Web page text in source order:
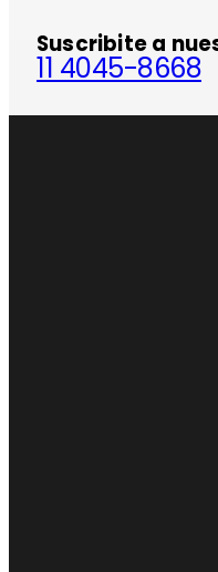
Suscribite a
11 4045-8668